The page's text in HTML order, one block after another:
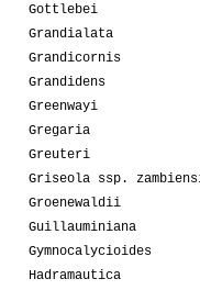
Gottlebei
Grandialata
Grandicornis
Grandidens
Greenwayi
Gregaria
Greuteri
Griseola ssp.
Groenewaldii
Guillauminiana
Gymnocalycioides
Hadramautica